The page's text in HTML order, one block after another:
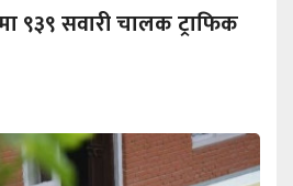
९३९ सवारी चालक ट्राफिक